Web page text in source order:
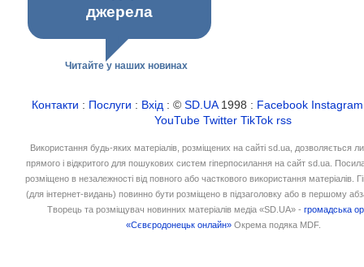
джерела
Читайте у наших новинах
Контакти : Послуги : Вхід : ©SD.UA1998 : Facebook Instagram
YouTube Twitter TikTok rss
Використання будь-яких матеріалів, розміщених на сайті sd.ua, дозволяється
прямого і відкритого для пошукових систем гіперпосилання на сайт sd.ua.
розміщено в незалежності від повного або часткового використання матеріалів.
(для інтернет-видань) повинно бути розміщено в підзаголовку або в першому
Творець та розміщувач новинних матеріалів медіа «SD.UA» -громадська
«Сєвєродонецьк онлайн» Окрема подяка MDF.